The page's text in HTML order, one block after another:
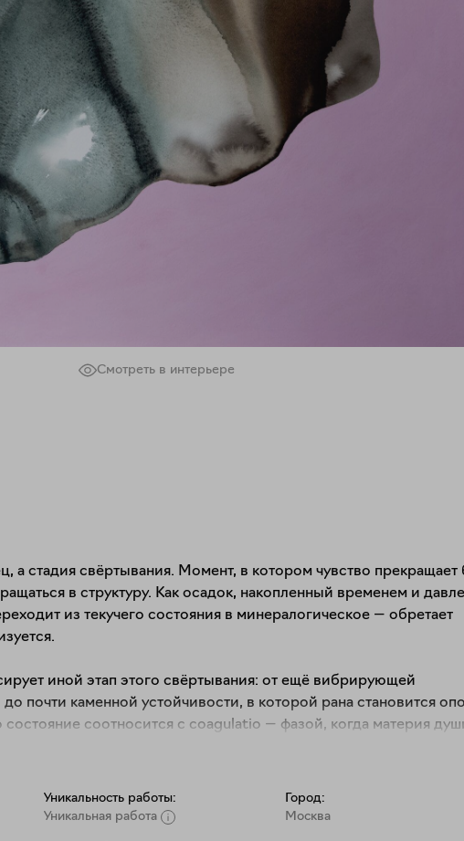
Смотреть в интерьере
а стадия свёртывания. Момент, в котором чувство прекращает
в структуру. Как осадок, накопленный временем и
из текучего состояния в минералогическое — обретает
иной этап этого свёртывания: от ещё вибрирующей
почти каменной устойчивости, в которой рана становится
соотносится с coagulatio — фазой, когда материя
носителем нового смысла. Здесь завершение
уже не буря, а структура.
Уникальность работы:
Уникальная работа
Город:
Москва